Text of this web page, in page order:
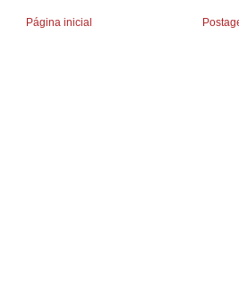
Página inicial